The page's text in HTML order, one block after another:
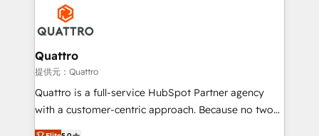
happen.
commercial operations. We're good at RevOps,
automating and optimizing your marketing, sales &
service operations with AI, designing and building
your website, and we drive growth through Account-
Based Marketing, SEO, SEA and many other tactics.
No worries, we will advise you in which to deploy
Quattro
提供元：Quattro
Quattro is a full-service HubSpot Partner agency
with a customer-centric approach. Because no two
clients have the same needs, Quattro offer a